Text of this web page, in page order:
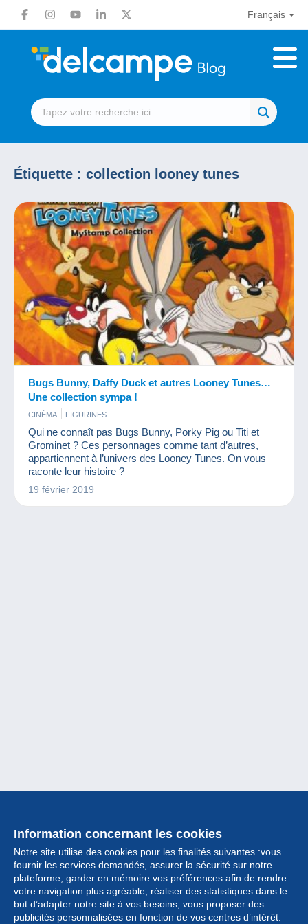
Français
Étiquette : collection looney tunes
Bugs Bunny, Daffy Duck et autres Looney Tunes…
Une collection sympa !
CINÉMA FIGURINES
Qui ne connaît pas Bugs Bunny, Porky Pig ou Titi et
Grominet ? Ces personnages comme tant d’autres,
appartiennent à l’univers des Looney Tunes. On vous
raconte leur histoire ?
19 février 2019
Information concernant les cookies
Notre site utilise des cookies pour les finalités suivantes :vous
fournir les services demandés, assurer la sécurité sur notre
plateforme, garder en mémoire vos préférences afin de rendre
votre navigation plus agréable, réaliser des statistiques dans le
but d’adapter notre site à vos besoins, vous proposer des
publicités personnalisées en fonction de vos centres d’intérêt.
Collection